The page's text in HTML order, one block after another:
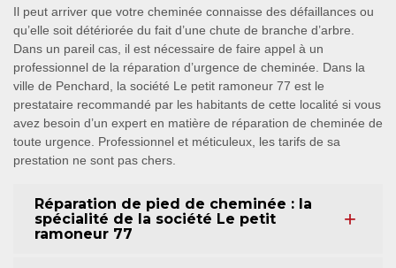
Il peut arriver que votre cheminée connaisse des défaillances ou
qu’elle soit détériorée du fait d’une chute de branche d’arbre.
Dans un pareil cas, il est nécessaire de faire appel à un
professionnel de la réparation d’urgence de cheminée. Dans la
ville de Penchard, la société Le petit ramoneur 77 est le
prestataire recommandé par les habitants de cette localité si vous
avez besoin d’un expert en matière de réparation de cheminée de
toute urgence. Professionnel et méticuleux, les tarifs de sa
prestation ne sont pas chers.
Réparation de pied de cheminée : la
spécialité de la société Le petit
ramoneur 77